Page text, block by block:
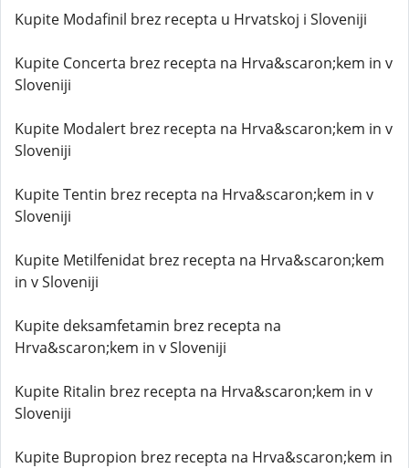
Kupite Modafinil brez recepta u Hrvatskoj i Sloveniji
Kupite Concerta brez recepta na Hrva&scaron;kem in v
Sloveniji
Kupite Modalert brez recepta na Hrva&scaron;kem in v
Sloveniji
Kupite Tentin brez recepta na Hrva&scaron;kem in v
Sloveniji
Kupite Metilfenidat brez recepta na Hrva&scaron;kem
in v Sloveniji
Kupite deksamfetamin brez recepta na
Hrva&scaron;kem in v Sloveniji
Kupite Ritalin brez recepta na Hrva&scaron;kem in v
Sloveniji
Kupite Bupropion brez recepta na Hrva&scaron;kem in